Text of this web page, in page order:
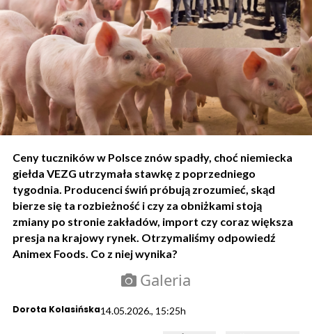
Ceny tuczników w Polsce znów spadły, choć niemiecka
giełda VEZG utrzymała stawkę z poprzedniego
tygodnia. Producenci świń próbują zrozumieć, skąd
bierze się ta rozbieżność i czy za obniżkami stoją
zmiany po stronie zakładów, import czy coraz większa
presja na krajowy rynek. Otrzymaliśmy odpowiedź
Animex Foods. Co z niej wynika?
Galeria
Dorota Kolasińska14.05.2026., 15:25h